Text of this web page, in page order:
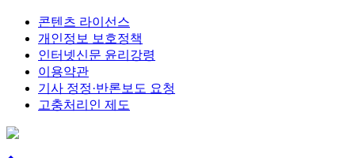
콘텐츠 라이선스
개인정보 보호정책
인터넷신문 윤리강령
이용약관
기사 정정·반론보도 요청
고충처리인 제도